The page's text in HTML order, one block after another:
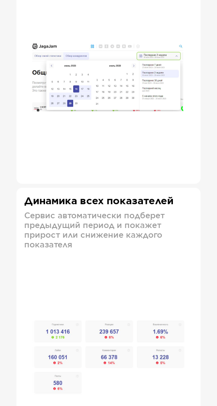
Динамика всех показателей
Сервис автоматически подберет
предыдущий период и покажет
прирост или снижение каждого
показателя